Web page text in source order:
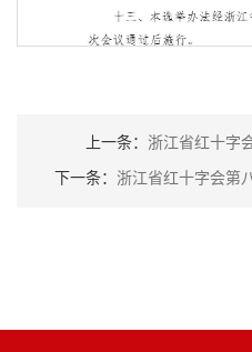
上一条： 浙江省红十字
下一条： 浙江省红十字会第